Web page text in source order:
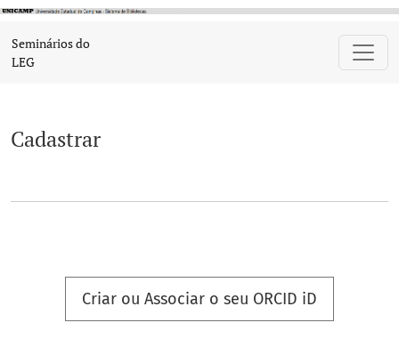
Seminários do
LEG
Cadastrar
Criar ou Associar o seu ORCID iD